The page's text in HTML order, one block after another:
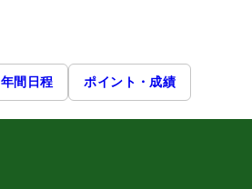
年間日程 ポイント・成績